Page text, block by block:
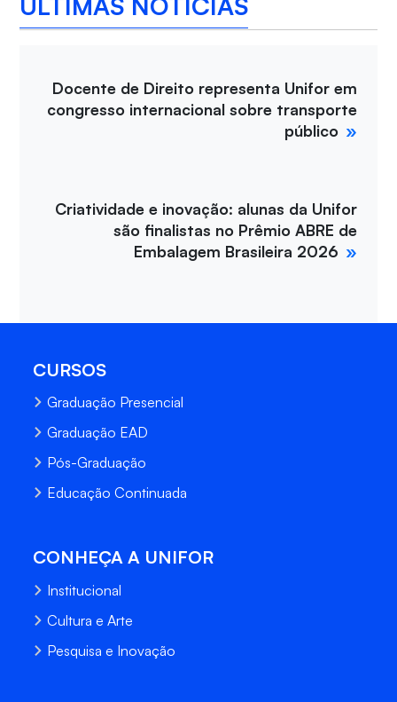
Docente de Direito representa Unifor em
congresso internacional sobre transporte
público
Criatividade e inovação: alunas da Unifor
são finalistas no Prêmio ABRE de
Embalagem Brasileira 2026
CURSOS
Graduação Presencial
Graduação EAD
Pós-Graduação
Educação Continuada
CONHEÇA A UNIFOR
Institucional
Cultura e Arte
Pesquisa e Inovação